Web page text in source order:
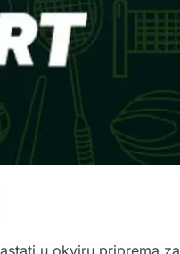
u okviru priprema za